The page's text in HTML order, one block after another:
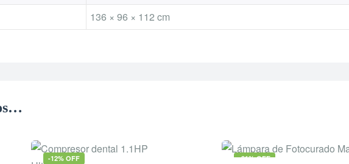
136 × 96 × 112 cm
-12% OFF -31% OFF